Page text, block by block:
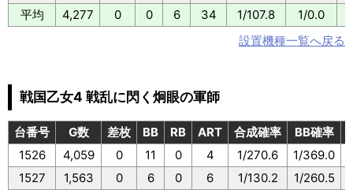
平均
4,277 0 0 6 34 1/107.8 1/0.0
設置機種一覧へ戻る
戦国乙女4 戦乱に閃く炯眼の軍師
台番号 G数 差枚 BB RB ART 合成確率 BB確率
1526
4,059 0 11 0 4 1/270.6
1/369.0
1527
1,563 0 6 0 6 1/130.2
1/260.5